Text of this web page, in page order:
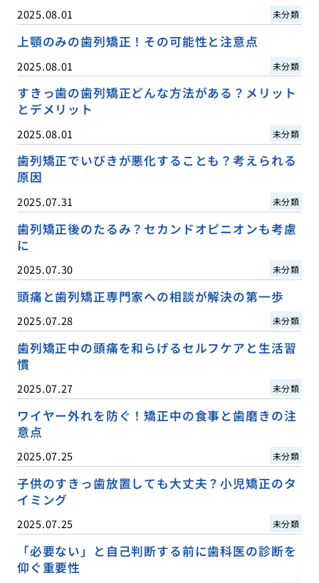
2025.08.01 未分類
上顎のみの歯列矯正！その可能性と注意点
2025.08.01 未分類
すきっ歯の歯列矯正どんな方法がある？メリット
とデメリット
2025.08.01 未分類
歯列矯正でいびきが悪化することも？考えられる
原因
2025.07.31 未分類
歯列矯正後のたるみ？セカンドオピニオンも考慮
に
2025.07.30 未分類
頭痛と歯列矯正専門家への相談が解決の第一歩
2025.07.28 未分類
歯列矯正中の頭痛を和らげるセルフケアと生活習
慣
2025.07.27 未分類
ワイヤー外れを防ぐ！矯正中の食事と歯磨きの注
意点
2025.07.25 未分類
子供のすきっ歯放置しても大丈夫？小児矯正のタ
イミング
2025.07.25 未分類
「必要ない」と自己判断する前に歯科医の診断を
仰ぐ重要性